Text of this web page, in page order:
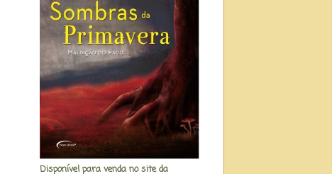
Disponível para venda no site da